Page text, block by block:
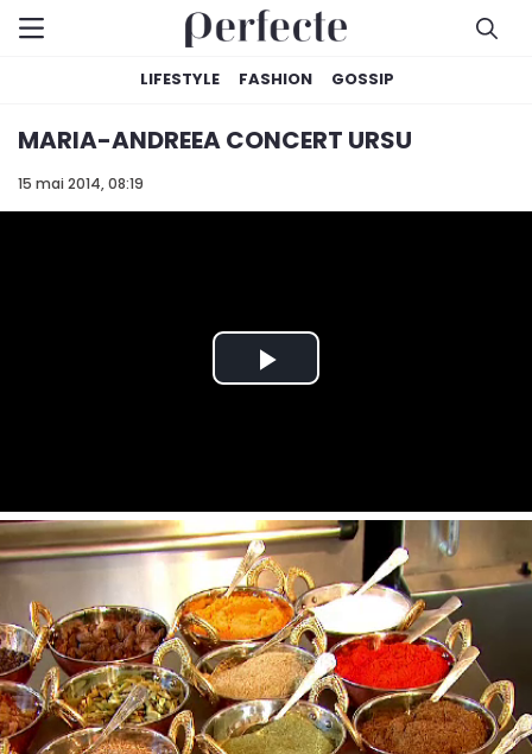
LIFESTYLE FASHION GOSSIP
15 mai 2014, 08:19
MARIA-ANDREEA CONCERT URSU